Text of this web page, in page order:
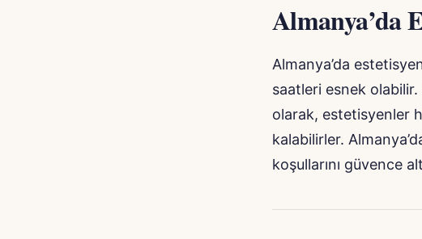
Almanya’da
Almanya’da
saatleri esnek olabilir.
olarak, estetisyenler
kalabilirler.
koşullarını güvence